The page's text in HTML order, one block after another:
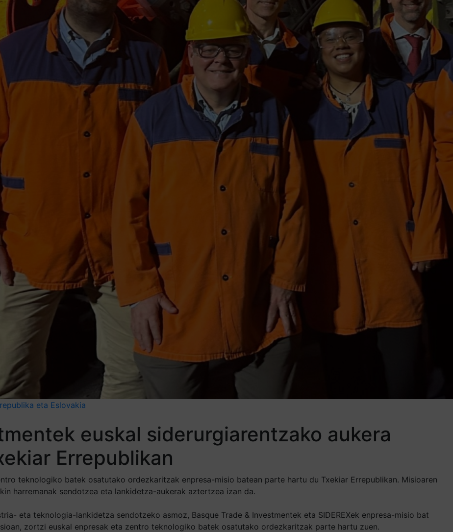
eta Eslovakia
euskal siderurgiarentzako aukera
Errepublikan
teknologiko batek osatutako ordezkaritzak enpresa-misio batean parte hartu du Txekiar Errepublikan. Misioaren
harremanak sendotzea eta lankidetza-aukerak aztertzea izan da.
eta teknologia-lankidetza sendotzeko asmoz, Basque Trade & Investmentek eta SIDEREXek enpresa-misio bat
zortzi euskal enpresak eta zentro teknologiko batek osatutako ordezkaritzak parte hartu zuen.